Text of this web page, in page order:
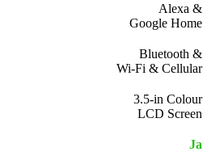
Alexa &
Google Home
Bluetooth &
Wi-Fi & Cellular
3.5-in Colour
LCD Screen
Ja